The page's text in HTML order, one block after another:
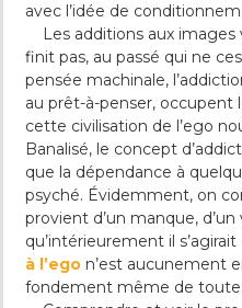
avec l’idée de
Les additions aux images
finit pas, au passé qui ne
pensée machinale,
au prêt-à-penser,
cette civilisation de l’ego
Banalisé, le concept
que la dépendance à
psyché. Évidemment, on
provient d’un manque, d’un
qu’intérieurement il
à l’ego n’est aucunement
fondement même de